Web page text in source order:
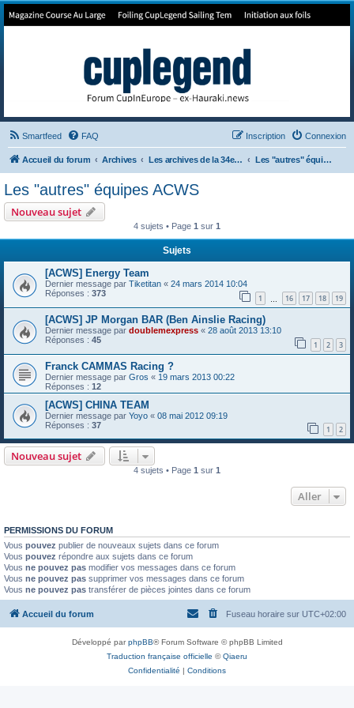
Forum de Cup In Europe
Smartfeed FAQ Connexion
Inscription
Accueil du forum Archives Les archives de la 34e America's Cup Les "autres" équipes ACWS
Les "autres" équipes ACWS
Nouveau sujet
4 sujets • Page 1 sur 1
Sujets
[ACWS] Energy Team
Dernier message par Tiketitan « 24 mars 2014 10:04
Réponses : 373 1 16 17 18 19
[ACWS] JP Morgan BAR (Ben Ainslie Racing)
Dernier message par doublemexpress « 28 août 2013 13:10
Réponses : 45 1 2 3
Franck CAMMAS Racing ?
Dernier message par Gros « 19 mars 2013 00:22
Réponses : 12
[ACWS] CHINA TEAM
Dernier message par Yoyo « 08 mai 2012 09:19
Réponses : 37 1 2
Nouveau sujet
4 sujets • Page 1 sur 1
Aller
PERMISSIONS DU FORUM
Vous pouvez publier de nouveaux sujets dans ce forum
Vous pouvez répondre aux sujets dans ce forum
Vous ne pouvez pas modifier vos messages dans ce forum
Vous ne pouvez pas supprimer vos messages dans ce forum
Vous ne pouvez pas transférer de pièces jointes dans ce forum
Accueil du forum Fuseau horaire sur UTC+02:00
Développé parphpBB® Forum Software © phpBB Limited
Traduction française officielle ©Qiaeru
Confidentialité | Conditions